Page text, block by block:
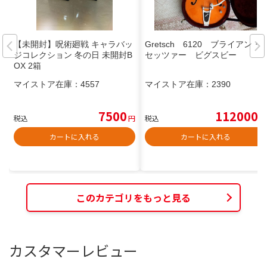
【未開封】呪術廻戦 キャラバッ
ジコレクション 冬の日 未開封B
OX 2箱
マイストア在庫： 4557
税込 7500円
カートに入れる
Gretsch 6120 ブライアン・
セッツァー ビグスビー
マイストア在庫： 2390
税込 112000
カートに入れる
このカテゴリをもっと見る
カスタマーレビュー